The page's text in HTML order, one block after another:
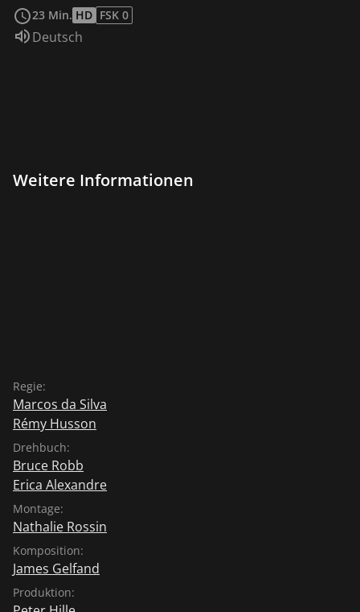
befreien und treffen dabei auf Beate, die Tochter eines
Arbeiters in der Fabrik.
23 Min. HD FSK 0
Sprache:
Deutsch
Weitere Informationen
Regie:
Marcos da Silva
Rémy Husson
Drehbuch:
Bruce Robb
Erica Alexandre
Montage:
Nathalie Rossin
Komposition:
James Gelfand
Produktion: